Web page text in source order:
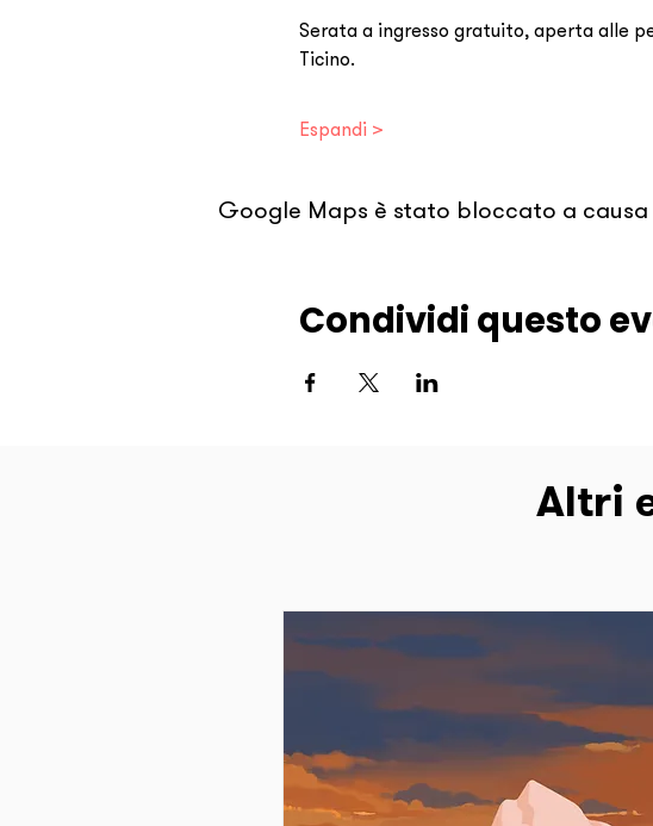
Serata a ingresso gratuito, aperta alle
Ticino.
Espandi >
Google Maps è stato bloccato a
Condividi questo
Altri